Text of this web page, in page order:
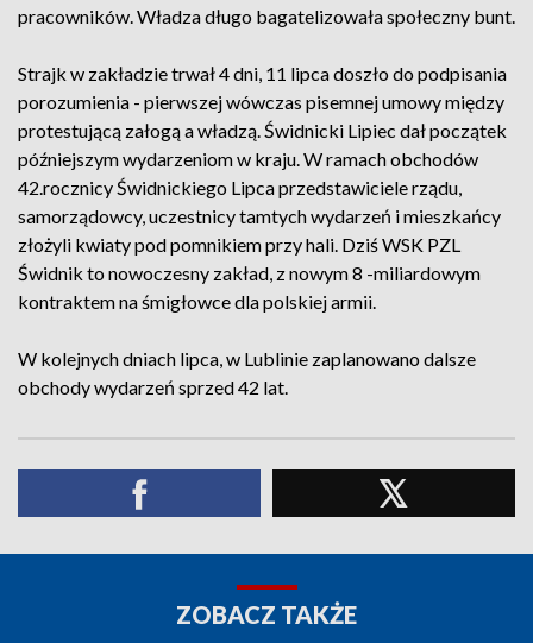
pracowników. Władza długo bagatelizowała społeczny bunt.
Strajk w zakładzie trwał 4 dni, 11 lipca doszło do podpisania
porozumienia - pierwszej wówczas pisemnej umowy między
protestującą załogą a władzą. Świdnicki Lipiec dał początek
późniejszym wydarzeniom w kraju. W ramach obchodów
42.rocznicy Świdnickiego Lipca przedstawiciele rządu,
samorządowcy, uczestnicy tamtych wydarzeń i mieszkańcy
złożyli kwiaty pod pomnikiem przy hali. Dziś WSK PZL
Świdnik to nowoczesny zakład, z nowym 8 -miliardowym
kontraktem na śmigłowce dla polskiej armii.
W kolejnych dniach lipca, w Lublinie zaplanowano dalsze
obchody wydarzeń sprzed 42 lat.
ZOBACZ TAKŻE